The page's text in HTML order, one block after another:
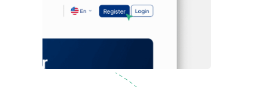
ลงทะเบียน